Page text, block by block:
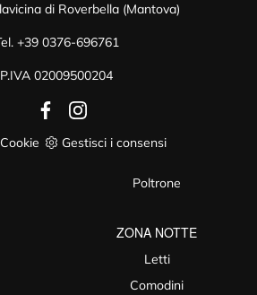
di Roverbella (Mantova)
+39 0376-696761
P.IVA 02009500204
Cookie Gestisci i consensi
Poltrone
ZONA NOTTE
Letti
Comodini